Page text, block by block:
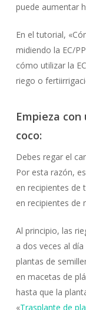
puede aumentar
En el tutorial,
midiendo la EC/
cómo utilizar la
riego o
Empieza con
coco:
Debes regar el
Por esta razón,
en recipientes de
en recipientes de
Al principio, las
a dos veces al
plantas de
en macetas de
hasta que la
«Trasplante de